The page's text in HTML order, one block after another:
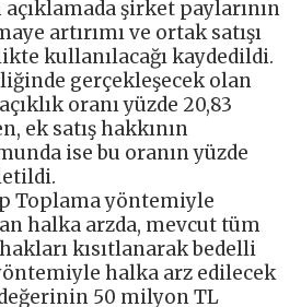
şirket paylarının
artırımı ve ortak satışı
kullanılacağı kaydedildi.
gerçekleşecek olan
oranı yüzde 20,83
ek satış hakkının
ise bu oranın yüzde
Toplama yöntemiyle
halka arzda, mevcut tüm
kısıtlanarak bedelli
halka arz edilecek
50 milyon TL